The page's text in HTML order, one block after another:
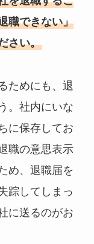
職できない」
さい。
ためにも、退
。社内にいな
に保存してお
職の意思表示
め、退職届を
踪してしまっ
に送るのがお